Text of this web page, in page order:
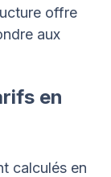
offre
aux
en
calculés en